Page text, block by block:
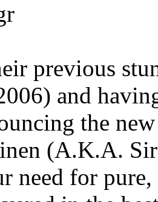
previous
and
the
(A.K.A.
need for